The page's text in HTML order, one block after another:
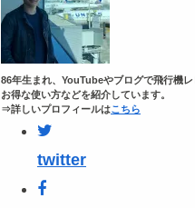
86年生まれ、YouTubeやブログで飛行機
お得な使い方などを紹介しています。
⇒詳しいプロフィールはこちら
twitter